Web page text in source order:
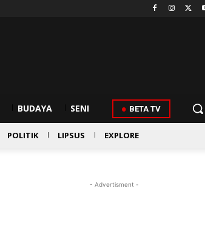
BUDAYA SENI BETA TV
POLITIK LIPSUS EXPLORE
- Advertisment -